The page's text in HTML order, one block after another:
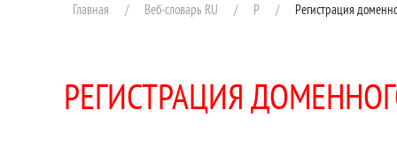
Главная Веб-словарь RU Р Регистрация
РЕГИСТРАЦИЯ